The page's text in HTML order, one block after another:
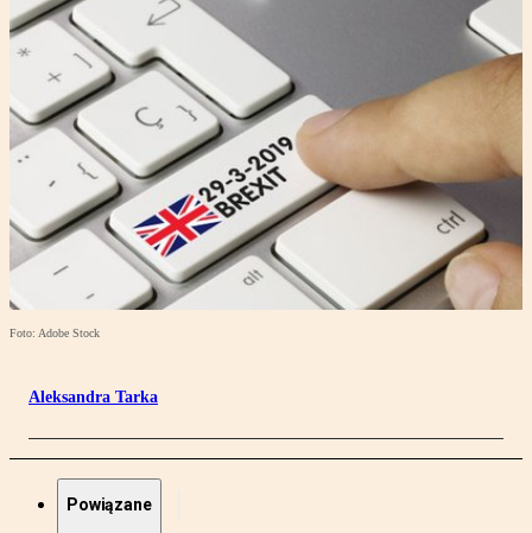
Foto: Adobe Stock
Aleksandra Tarka
Powiązane